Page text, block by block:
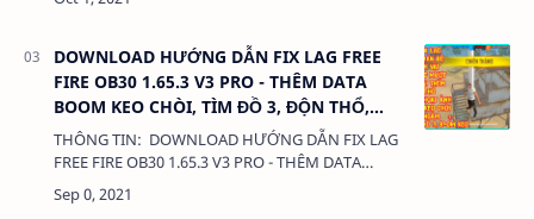
DOWNLOAD HƯỚNG DẪN FIX LAG FREE
FIRE OB30 1.65.3 V3 PRO - THÊM DATA
BOOM KEO CHÒI, TÌM ĐỒ 3, ĐỘN THỔ,
XÓA NGẮM, XÓA HOẠT ẢNH
THÔNG TIN: DOWNLOAD HƯỚNG DẪN FIX LAG
FREE FIRE OB30 1.65.3 V3 PRO - THÊM DATA
BOOM KEO CHÒI, TÌM ĐỒ 3, ĐỘN THỔ, XÓA
NGẮM, XÓA HOẠT ẢNH 380 Kb LIÊN KẾT: - DATA